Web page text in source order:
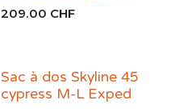
209.00 CHF
Sac à dos Skyline 45
cypress M-L Exped